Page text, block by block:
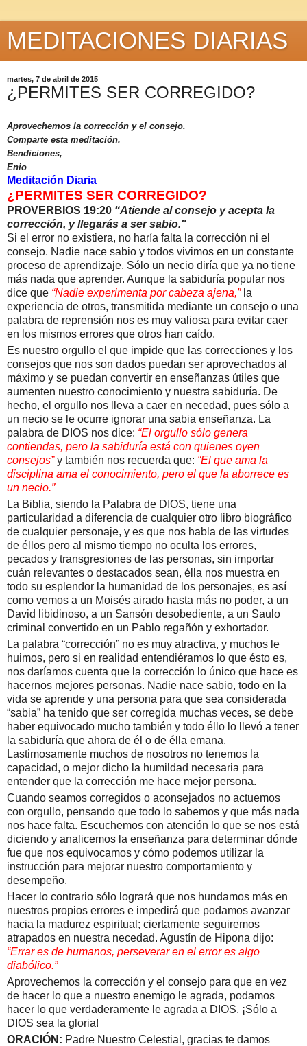
MEDITACIONES DIARIAS
martes, 7 de abril de 2015
¿PERMITES SER CORREGIDO?
Aprovechemos la corrección y el consejo.
Comparte esta meditación.
Bendiciones,
Enio
Meditación Diaria
¿PERMITES SER CORREGIDO?
PROVERBIOS 19:20 “Atiende al consejo y acepta la
corrección, y llegarás a ser sabio."
Si el error no existiera, no haría falta la corrección ni el
consejo. Nadie nace sabio y todos vivimos en un constante
proceso de aprendizaje. Sólo un necio diría que ya no tiene
más nada que aprender. Aunque la sabiduría popular nos
dice que “Nadie experimenta por cabeza ajena,”la
experiencia de otros, transmitida mediante un consejo o una
palabra de reprensión nos es muy valiosa para evitar caer
en los mismos errores que otros han caído.
Es nuestro orgullo el que impide que las correcciones y los
consejos que nos son dados puedan ser aprovechados al
máximo y se puedan convertir en enseñanzas útiles que
aumenten nuestro conocimiento y nuestra sabiduría. De
hecho, el orgullo nos lleva a caer en necedad, pues sólo a
un necio se le ocurre ignorar una sabia enseñanza. La
palabra de DIOS nos dice: “El orgullo sólo genera
contiendas, pero la sabiduría está con quienes oyen
consejos”y también nos recuerda que: “El que ama la
disciplina ama el conocimiento, pero el que la aborrece es
un necio.”
La Biblia, siendo la Palabra de DIOS, tiene una
particularidad a diferencia de cualquier otro libro biográfico
de cualquier personaje, y es que nos habla de las virtudes
de éllos pero al mismo tiempo no oculta los errores,
pecados y transgresiones de las personas, sin importar
cuán relevantes o destacados sean, élla nos muestra en
todo su esplendor la humanidad de los personajes, es así
como vemos a un Moisés airado hasta más no poder, a un
David libidinoso, a un Sansón desobediente, a un Saulo
criminal convertido en un Pablo regañón y exhortador.
La palabra “corrección” no es muy atractiva, y muchos le
huimos, pero si en realidad entendiéramos lo que ésto es,
nos daríamos cuenta que la corrección lo único que hace es
hacernos mejores personas. Nadie nace sabio, todo en la
vida se aprende y una persona para que sea considerada
“sabia” ha tenido que ser corregida muchas veces, se debe
haber equivocado mucho también y todo éllo lo llevó a tener
la sabiduría que ahora de él o de élla emana.
Lastimosamente muchos de nosotros no tenemos la
capacidad, o mejor dicho la humildad necesaria para
entender que la corrección me hace mejor persona.
Cuando seamos corregidos o aconsejados no actuemos
con orgullo, pensando que todo lo sabemos y que más nada
nos hace falta. Escuchemos con atención lo que se nos está
diciendo y analicemos la enseñanza para determinar dónde
fue que nos equivocamos y cómo podemos utilizar la
instrucción para mejorar nuestro comportamiento y
desempeño.
Hacer lo contrario sólo logrará que nos hundamos más en
nuestros propios errores e impedirá que podamos avanzar
hacia la madurez espiritual; ciertamente seguiremos
atrapados en nuestra necedad. Agustín de Hipona dijo:
“Errar es de humanos, perseverar en el error es algo
diabólico.”
Aprovechemos la corrección y el consejo para que en vez
de hacer lo que a nuestro enemigo le agrada, podamos
hacer lo que verdaderamente le agrada a DIOS. ¡Sólo a
DIOS sea la gloria!
ORACIÓN: Padre Nuestro Celestial, gracias te damos